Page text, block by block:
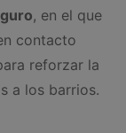
, en el que
contacto
reforzar la
a los barrios.